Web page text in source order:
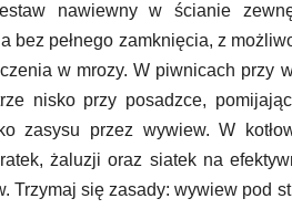
nawiewny w ścianie
bez pełnego zamknięcia, z
w mrozy. W piwnicach przy
nisko przy posadzce,
zasysu przez wywiew. W
żaluzji oraz siatek na
Trzymaj się zasady: wywiew pod